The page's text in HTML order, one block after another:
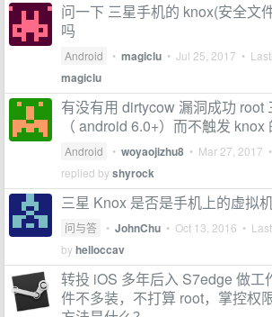
问一下 三星手机的 knox(安全文
吗
Android • magiclu • Jul 25, 2017 •
magiclu
有没有用 dirtycow 漏洞成功 root
（ android 6.0+）而不触发 knox
Android • woyaojizhu8 • Mar 27, 2017
replied byshyrock
三星 Knox 是否是手机上的虚拟机
问与答 • JohnChu • Oct 13, 2016 •
byhelloccav
转投 iOS 多年后入 S7edge 做工
件不多装，不打算 root，掌控权